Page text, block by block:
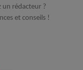
un rédacteur ?
et conseils !